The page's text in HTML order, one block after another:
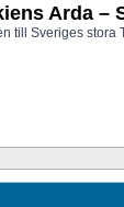
Arda –
till Sveriges stora